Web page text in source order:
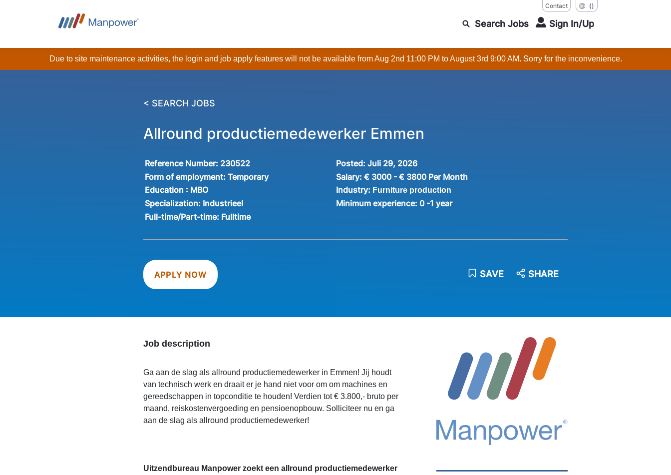
Contact ()
Search Jobs Sign In/Up
Due to site maintenance activities, the login and job apply features will not be available from Aug 2nd 11:00 PM to August 3rd 9:00 AM. Sorry for the inconvenience.
< SEARCH JOBS
Allround productiemedewerker Emmen
Reference Number: 230522 Posted: Juli 29, 2026
Form of employment:Temporary Salary: € 3000 - € 3800 Per Month
Education : MBO Industry: Furniture production
Specialization: Industrieel Minimum experience: 0 -1 year
Full-time/Part-time: Fulltime
APPLY NOW SAVE SHARE
Job description
Ga aan de slag als allround productiemedewerker in Emmen! Jij houdt
van technisch werk en draait er je hand niet voor om om machines en
gereedschappen in topconditie te houden! Verdien tot € 3.800,- bruto per
maand, reiskostenvergoeding en pensioenopbouw. Solliciteer nu en ga
aan de slag als allround productiemedewerker!
Uitzendbureau Manpower zoekt een allround productiemedewerker